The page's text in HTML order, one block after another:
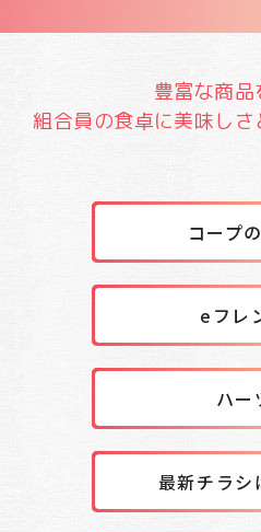
豊富な商品
組合員の食卓に美味しさ
コープ
eフレ
ハー
最新チラシ